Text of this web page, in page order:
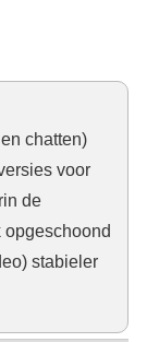
chatten)
voor
de
opgeschoond
stabieler